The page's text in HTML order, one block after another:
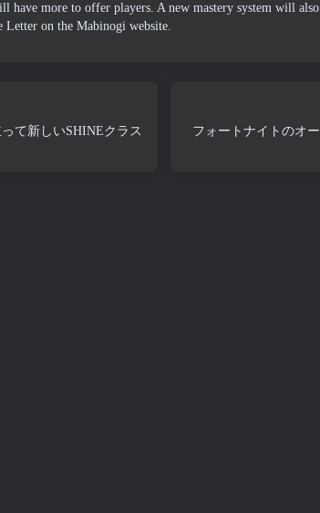
have more to offer players. A new mastery system will
Letter on the Mabinogi website.
て新しいSHINEクラス
フォートナイトのオ